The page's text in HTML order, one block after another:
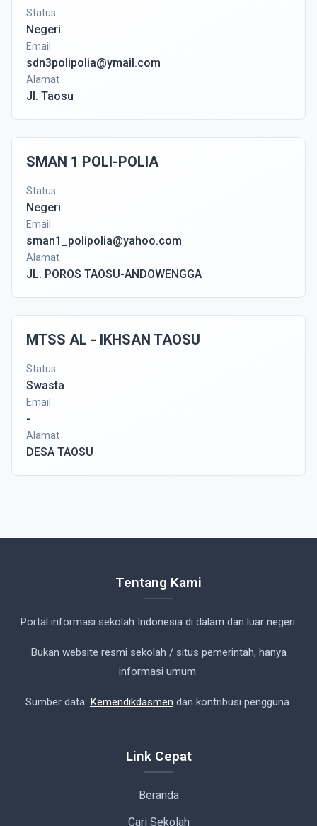
Status
Negeri
Email
sdn3polipolia@ymail.com
Alamat
Jl. Taosu
SMAN 1 POLI-POLIA
Status
Negeri
Email
sman1_polipolia@yahoo.com
Alamat
JL. POROS TAOSU-ANDOWENGGA
MTSS AL - IKHSAN TAOSU
Status
Swasta
Email
-
Alamat
DESA TAOSU
Tentang Kami
Portal informasi sekolah Indonesia di dalam dan luar negeri.
Bukan website resmi sekolah / situs pemerintah, hanya
informasi umum.
Sumber data: Kemendikdasmen dan kontribusi pengguna.
Link Cepat
Beranda
Cari Sekolah